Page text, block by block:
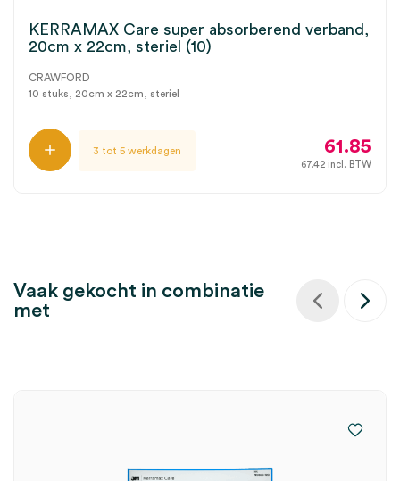
KERRAMAX Care super absorberend verband,
20cm x 22cm, steriel (10)
CRAWFORD
10 stuks, 20cm x 22cm, steriel
3 tot 5 werkdagen 61.85
67.42 incl. BTW
Vaak gekocht in combinatie
met